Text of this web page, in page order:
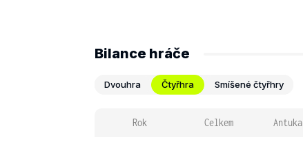
Bilance hráče
Dvouhra Čtyřhra Smíšené čtyřhry
Rok Celkem Antuka